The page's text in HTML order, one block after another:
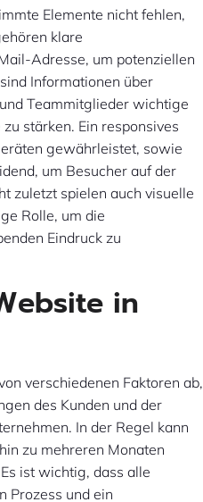
Elemente nicht fehlen,
klare
Adresse, um potenziellen
Informationen über
Teammitglieder wichtige
stärken. Ein responsives
gewährleistet, sowie
um Besucher auf der
zuletzt spielen auch visuelle
Rolle, um die
Eindruck zu
in
verschiedenen Faktoren ab,
des Kunden und der
In der Regel kann
zu mehreren Monaten
ist wichtig, dass alle
Prozess und ein